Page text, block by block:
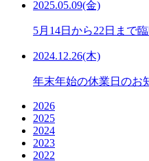
2025.05.09(金)
5月14日から22日まで
2024.12.26(木)
年末年始の休業日のお
2026
2025
2024
2023
2022